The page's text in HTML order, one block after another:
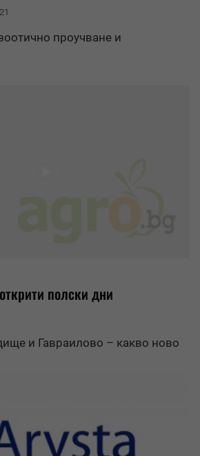
проучване и
полски дни
и Гавраилово – какво ново